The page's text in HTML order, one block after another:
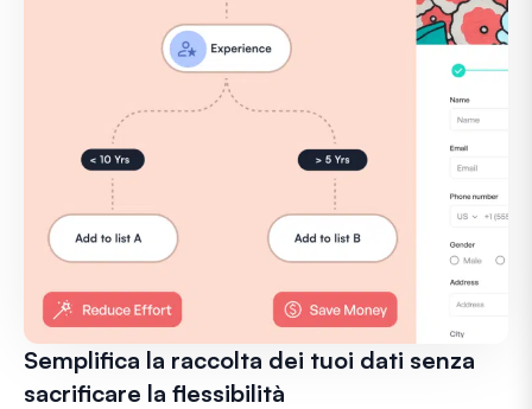
Semplifica la raccolta dei tuoi dati senza
sacrificare la flessibilità